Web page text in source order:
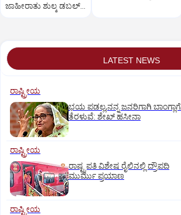
ಜಾಹೀರಾತು ಶುಲ್ಕ ಡಬಲ್‌
LATEST NEWS
ರಾಷ್ಟ್ರೀಯ
ಭಯ ಪಡಲ್ಲ,ನನ್ನ ಜನರಿಗಾಗಿ ಬಾಂಗ್ಲಾಗೆ
ತೆರಳುವೆ: ಶೇಖ್‌ ಹಸೀನಾ
ರಾಷ್ಟ್ರೀಯ
ರಾಷ್ಟ್ರಪತಿ ವಿಶೇಷ ರೈಲಿನಲ್ಲಿ ದ್ರೌಪದಿ
ಮುರ್ಮು ಪ್ರಯಾಣ
ರಾಷ್ಟ್ರೀಯ